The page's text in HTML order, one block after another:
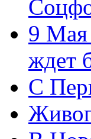
9 Мая
ждет
C